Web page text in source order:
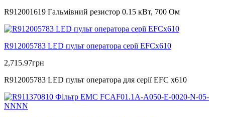
R912001619 Гальмівний резистор 0.15 кВт, 700 Ом
R912005783 LED пульт оператора серії EFCx610
2,715.97грн
R912005783 LED пульт оператора для серії EFC x610